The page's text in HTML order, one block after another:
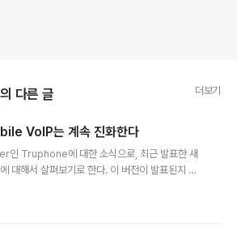
의 다른 글 더보기
VoIP는 계속 진화한다
Truphone에 대한 소식으로, 최근 발표한 새
해서 살펴보기로 한다. 이 버전이 발표된지 벌
국계 Mobile VoIP Player인데, 최근T-Mobil